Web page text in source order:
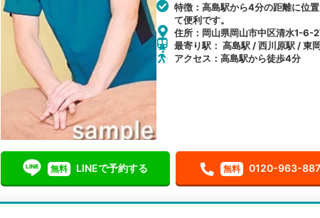
特徴：高島駅から4分の距離に位
て便利です。
住所：岡山県岡山市中区清水1-6-
最寄り駅： 高島駅 / 西川原駅 / 東
アクセス：高島駅から徒歩4分
無料 LINEで予約する 無料 0120-963-887